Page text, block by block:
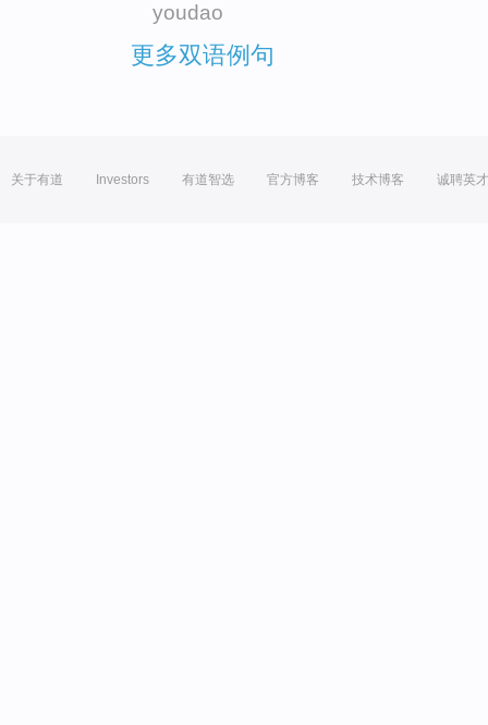
youdao
更多双语例句
关于有道 Investors 有道智选 官方博客 技术博客 诚聘英才